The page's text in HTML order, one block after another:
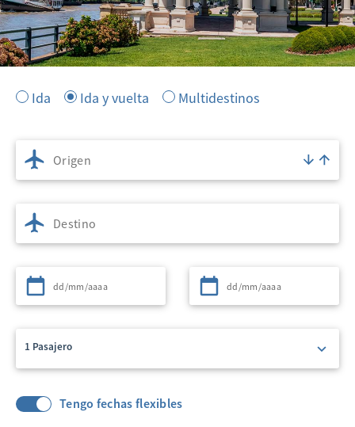
Ida Ida y vuelta Multidestinos
Origen
Destino
Partida Regreso
1 Pasajero
Tengo fechas flexibles